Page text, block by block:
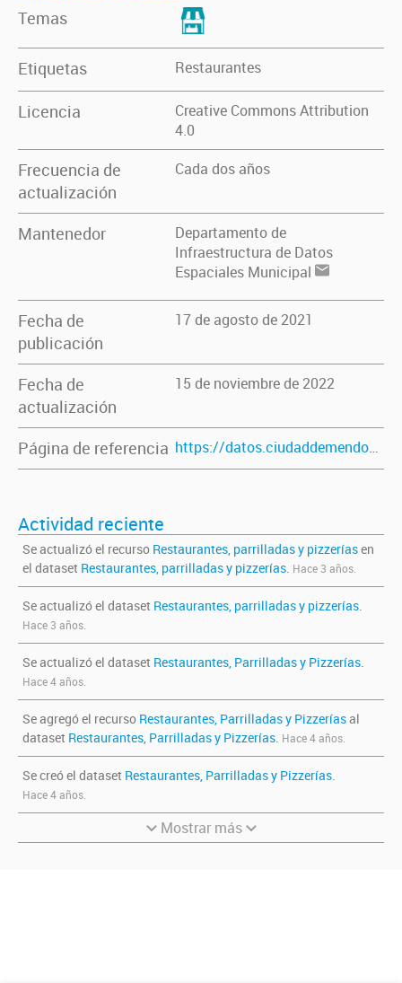
Temas
Etiquetas Restaurantes
Licencia
Creative Commons Attribution
4.0
Frecuencia de
actualización
Cada dos años
Mantenedor
Departamento de
Infraestructura de Datos
Espaciales Municipal
Fecha de
publicación
17 de agosto de 2021
Fecha de
actualización
15 de noviembre de 2022
Página de referencia https://datos.ciudaddemendoza.gob.ar/dataset/restaurantes-parrilladas-y-pizzerias
Actividad reciente
Se actualizó el recurso Restaurantes, parrilladas y pizzeríasen
el dataset Restaurantes, parrilladas y pizzerías. Hace 3 años.
Se actualizó el dataset Restaurantes, parrilladas y pizzerías.
Hace 3 años.
Se actualizó el dataset Restaurantes, Parrilladas y Pizzerías.
Hace 4 años.
Se agregó el recurso Restaurantes, Parrilladas y Pizzeríasal
dataset Restaurantes, Parrilladas y Pizzerías. Hace 4 años.
Se creó el dataset Restaurantes, Parrilladas y Pizzerías.
Hace 4 años.
Mostrar más